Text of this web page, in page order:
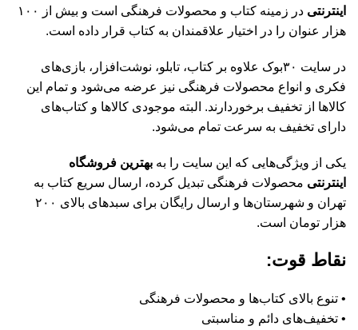
اینترنتی
در زمینه کتاب و محصولات فرهنگی است و بیش از ۱۰۰
هزار عنوان را در اختیار علاقمندان به کتاب قرار داده است.
در سایت ۳۰بوک علاوه بر کتاب، تابلو، نوشت‌افزار، بازی‌های
فکری و انواع محصولات فرهنگی نیز عرضه می‌شود و تمام این
کالاها از تخفیف برخوردارند. البته موجودی کالاها و کتاب‌های
دارای تخفیف به سرعت تمام می‌شود.
یکی از ویژگی‌هایی که این سایت را به بهترین فروشگاه
اینترنتی محصولات فرهنگی تبدیل کرده، ارسال سریع کتاب به
تهران و شهرستان‌ها و ارسال رایگان برای سبدهای بالای ۲۰۰
هزار تومان است.
نقاط قوت:
• تنوع بالای کتاب‌ها و محصولات فرهنگی
• تخفیف‌های دائم و مناسبتی